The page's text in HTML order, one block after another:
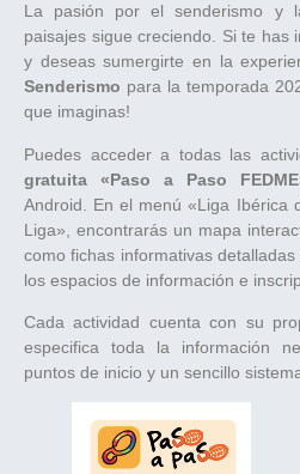
La pasión por el senderismo y
paisajes sigue creciendo. Si te has
y deseas sumergirte en la
Senderismo para la temporada
que imaginas!
Puedes acceder a todas las
gratuita «Paso a Paso
Android. En el menú «Liga Ibérica
Liga», encontrarás un mapa
como fichas informativas
los espacios de información e
Cada actividad cuenta con su
especifica toda la información
puntos de inicio y un sencillo